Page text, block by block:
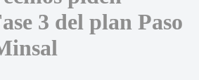
3 del plan Paso